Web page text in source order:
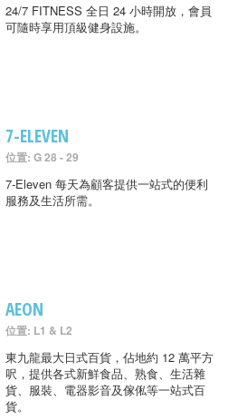
24/7 FITNESS 全日 24 小時開放，會員
可隨時享用頂級健身設施。
7-ELEVEN
位置: G 28 - 29
7-Eleven 每天為顧客提供一站式的便利
服務及生活所需。
AEON
位置: L1 & L2
東九龍最大日式百貨，佔地約 12 萬平方
呎，提供各式新鮮食品、熟食、生活雜
貨、服裝、電器影音及傢俬等一站式百
貨。